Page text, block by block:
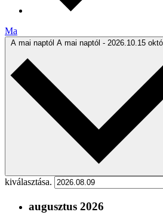
Ma
A mai naptól A mai naptól - 2026.10.15
kiválasztása.
augusztus 2026